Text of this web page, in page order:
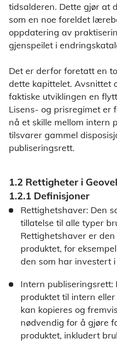
tidsalderen. Dette gjør at
som en noe foreldet
oppdatering av
gjenspeilet i
Det er derfor foretatt en
dette kapittelet. Avsnittet
faktiske utviklingen en
Lisens- og prisregimet er
nå et skille mellom intern
tilsvarer gammel
publiseringsrett.
1.2 Rettigheter i
1.2.1 Definisjoner
Rettighetshaver: Den
tillatelse til alle typer
Rettighetshaver er
produktet, for
den som har investert
Intern publiseringsrett:
produktet til intern
kan kopieres og
nødvendig for å gjøre
produktet, inkludert